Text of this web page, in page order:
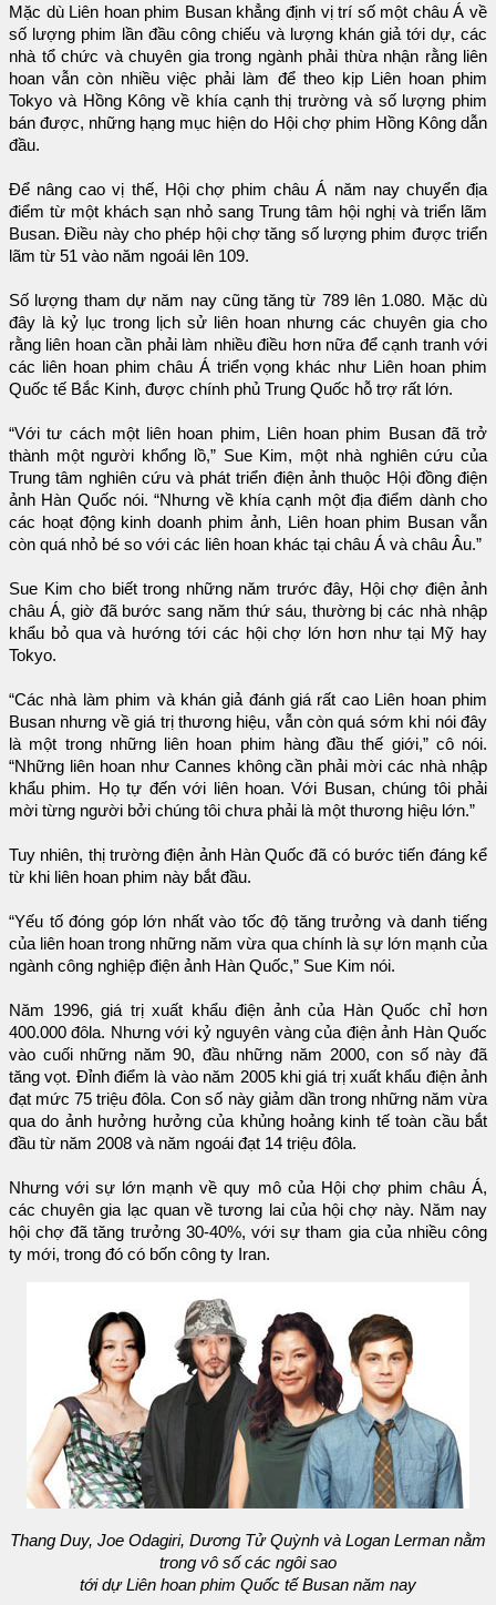
Mặc dù Liên hoan phim Busan khẳng định vị trí số một châu Á về
số lượng phim lần đầu công chiếu và lượng khán giả tới dự, các
nhà tổ chức và chuyên gia trong ngành phải thừa nhận rằng liên
hoan vẫn còn nhiều việc phải làm để theo kịp Liên hoan phim
Tokyo và Hồng Kông về khía cạnh thị trường và số lượng phim
bán được, những hạng mục hiện do Hội chợ phim Hồng Kông dẫn
đầu.
Để nâng cao vị thế, Hội chợ phim châu Á năm nay chuyển địa
điểm từ một khách sạn nhỏ sang Trung tâm hội nghị và triển lãm
Busan. Điều này cho phép hội chợ tăng số lượng phim được triển
lãm từ 51 vào năm ngoái lên 109.
Số lượng tham dự năm nay cũng tăng từ 789 lên 1.080. Mặc dù
đây là kỷ lục trong lịch sử liên hoan nhưng các chuyên gia cho
rằng liên hoan cần phải làm nhiều điều hơn nữa để cạnh tranh với
các liên hoan phim châu Á triển vọng khác như Liên hoan phim
Quốc tế Bắc Kinh, được chính phủ Trung Quốc hỗ trợ rất lớn.
“Với tư cách một liên hoan phim, Liên hoan phim Busan đã trở
thành một người khổng lồ,” Sue Kim, một nhà nghiên cứu của
Trung tâm nghiên cứu và phát triển điện ảnh thuộc Hội đồng điện
ảnh Hàn Quốc nói. “Nhưng về khía cạnh một địa điểm dành cho
các hoạt động kinh doanh phim ảnh, Liên hoan phim Busan vẫn
còn quá nhỏ bé so với các liên hoan khác tại châu Á và châu Âu.”
Sue Kim cho biết trong những năm trước đây, Hội chợ điện ảnh
châu Á, giờ đã bước sang năm thứ sáu, thường bị các nhà nhập
khẩu bỏ qua và hướng tới các hội chợ lớn hơn như tại Mỹ hay
Tokyo.
“Các nhà làm phim và khán giả đánh giá rất cao Liên hoan phim
Busan nhưng về giá trị thương hiệu, vẫn còn quá sớm khi nói đây
là một trong những liên hoan phim hàng đầu thế giới,” cô nói.
“Những liên hoan như Cannes không cần phải mời các nhà nhập
khẩu phim. Họ tự đến với liên hoan. Với Busan, chúng tôi phải
mời từng người bởi chúng tôi chưa phải là một thương hiệu lớn.”
Tuy nhiên, thị trường điện ảnh Hàn Quốc đã có bước tiến đáng kể
từ khi liên hoan phim này bắt đầu.
“Yếu tố đóng góp lớn nhất vào tốc độ tăng trưởng và danh tiếng
của liên hoan trong những năm vừa qua chính là sự lớn mạnh của
ngành công nghiệp điện ảnh Hàn Quốc,” Sue Kim nói.
Năm 1996, giá trị xuất khẩu điện ảnh của Hàn Quốc chỉ hơn
400.000 đôla. Nhưng với kỷ nguyên vàng của điện ảnh Hàn Quốc
vào cuối những năm 90, đầu những năm 2000, con số này đã
tăng vọt. Đỉnh điểm là vào năm 2005 khi giá trị xuất khẩu điện ảnh
đạt mức 75 triệu đôla. Con số này giảm dần trong những năm vừa
qua do ảnh hưởng hưởng của khủng hoảng kinh tế toàn cầu bắt
đầu từ năm 2008 và năm ngoái đạt 14 triệu đôla.
Nhưng với sự lớn mạnh về quy mô của Hội chợ phim châu Á,
các chuyên gia lạc quan về tương lai của hội chợ này. Năm nay
hội chợ đã tăng trưởng 30-40%, với sự tham gia của nhiều công
ty mới, trong đó có bốn công ty Iran.
Thang Duy, Joe Odagiri, Dương Tử Quỳnh và Logan Lerman nằm
trong vô số các ngôi sao
tới dự Liên hoan phim Quốc tế Busan năm nay